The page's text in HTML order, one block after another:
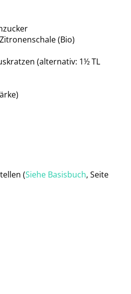
(Bio)
(alternativ: 1½ TL
(Siehe Basisbuch, Seite